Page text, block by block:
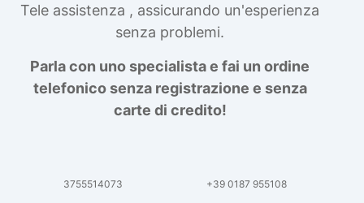
Tele assistenza , assicurando un'esperienza
senza problemi.
Parla con uno specialista e fai un ordine
telefonico senza registrazione e senza
carte di credito!
3755514073 +39 0187 955108